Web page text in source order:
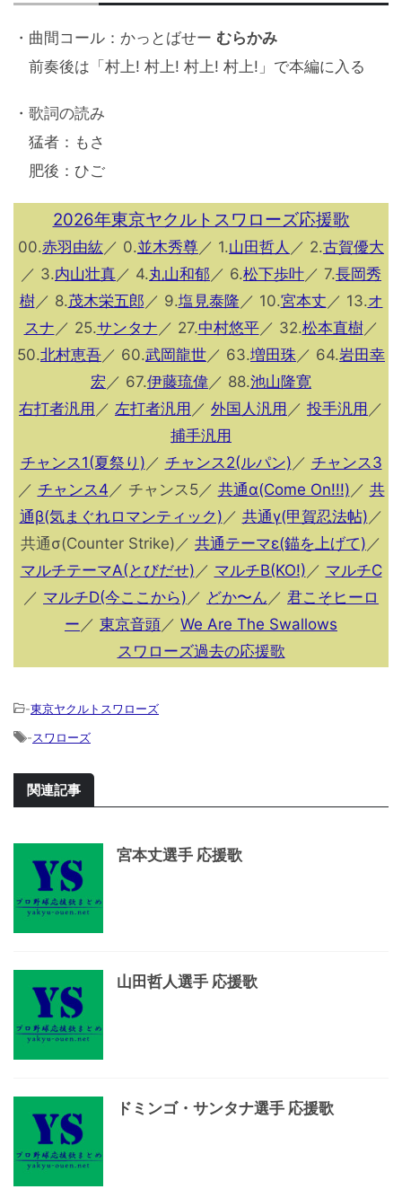
・曲間コール：かっとばせー むらかみ
前奏後は「村上! 村上! 村上! 村上!」で本編に入る
・歌詞の読み
猛者：もさ
肥後：ひご
2026年東京ヤクルトスワローズ応援歌
00.赤羽由紘 ／ 0.並木秀尊 ／ 1.山田哲人 ／ 2.古賀優大
／ 3.内山壮真 ／ 4.丸山和郁 ／ 6.松下歩叶 ／ 7.長岡秀
樹／ 8.茂木栄五郎 ／ 9.塩見泰隆 ／ 10.宮本丈 ／ 13.オ
スナ ／ 25.サンタナ ／ 27.中村悠平／ 32.松本直樹／
50.北村恵吾 ／ 60.武岡龍世 ／ 63.増田珠 ／ 64.岩田幸
宏 ／ 67.伊藤琉偉 ／ 88.池山隆寛
右打者汎用 ／ 左打者汎用 ／ 外国人汎用 ／ 投手汎用 ／
捕手汎用
チャンス1(夏祭り) ／ チャンス2(ルパン) ／ チャンス3
／ チャンス4 ／ チャンス5／ 共通α(Come On!!!) ／ 共
通β(気まぐれロマンティック) ／ 共通γ(甲賀忍法帖) ／
共通σ(Counter Strike)／ 共通テーマε(錨を上げて) ／
マルチテーマA(とびだせ) ／ マルチB(KO!) ／ マルチC
／ マルチD(今ここから) ／ どか〜ん ／ 君こそヒーロ
ー ／ 東京音頭 ／ We Are The Swallows
スワローズ過去の応援歌
-東京ヤクルトスワローズ
-スワローズ
関連記事
宮本丈選手 応援歌
山田哲人選手 応援歌
ドミンゴ・サンタナ選手 応援歌